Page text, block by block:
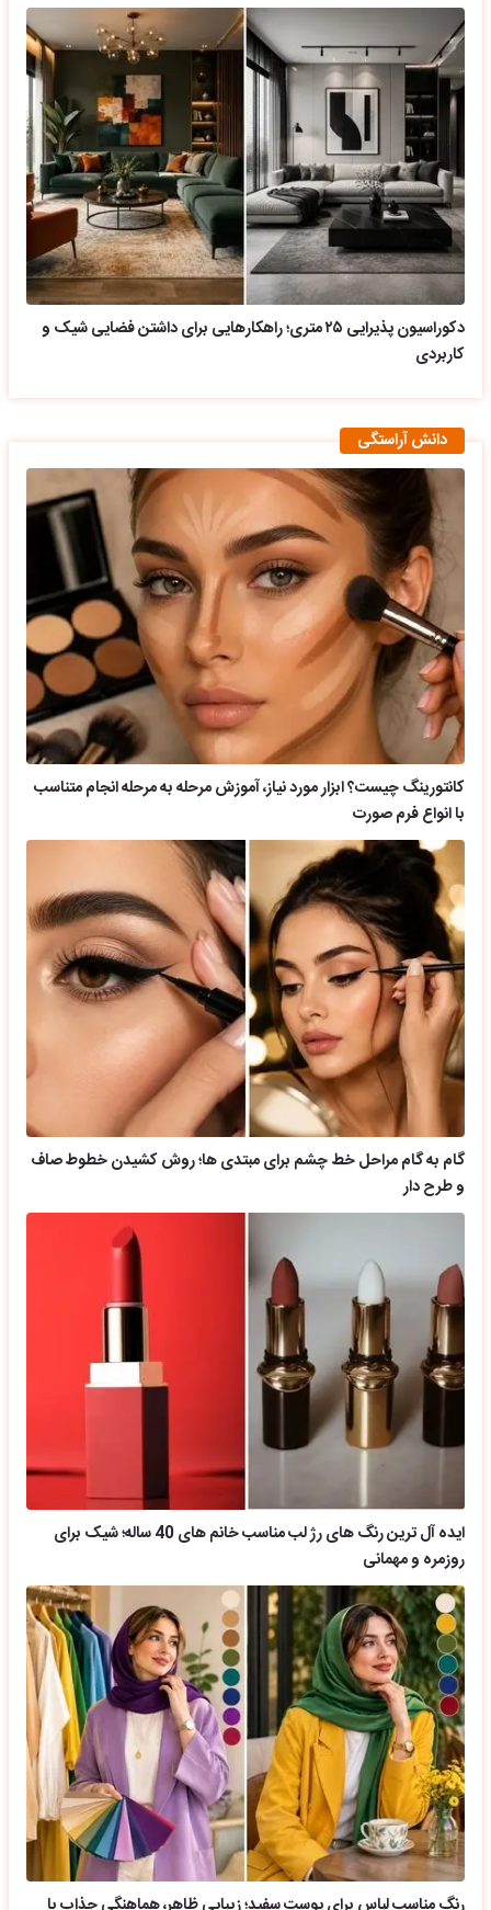
دکوراسیون پذیرایی ۲۵ متری؛ راهکارهایی برای داشتن فضایی شیک و
کاربردی
دانش آراستگی
کانتورینگ چیست؟ ابزار مورد نیاز، آموزش مرحله به مرحله انجام متناسب
با انواع فرم صورت
گام به گام مراحل خط چشم برای مبتدی ها؛ روش کشیدن خطوط صاف
و طرح دار
ایده آل ترین رنگ های رژ لب مناسب خانم های 40 ساله؛ شیک برای
روزمره و مهمانی